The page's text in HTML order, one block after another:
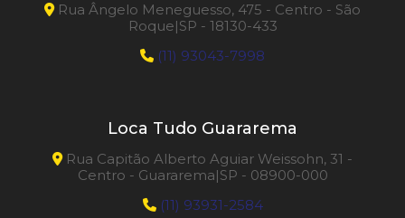
Rua Ângelo Meneguesso, 475 - Centro - São
Roque|SP - 18130-433
(11) 93043-7998
Loca Tudo Guararema
Rua Capitão Alberto Aguiar Weissohn, 31 -
Centro - Guararema|SP - 08900-000
(11) 93931-2584